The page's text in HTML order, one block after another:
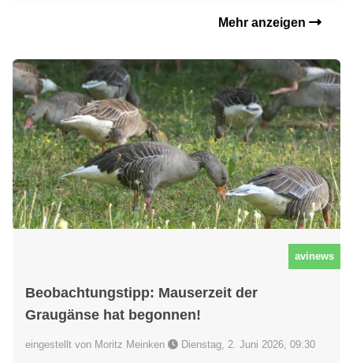
Mehr anzeigen
avinews
Beobachtungstipp: Mauserzeit der
Graugänse hat begonnen!
eingestellt von Moritz Meinken Dienstag, 2. Juni 2026, 09:30